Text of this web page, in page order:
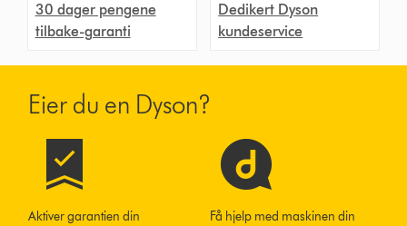
30 dager pengene
tilbake-garanti
Dedikert Dyson
kundeservice
Eier du en Dyson?
Aktiver garantien din Få hjelp med maskinen din